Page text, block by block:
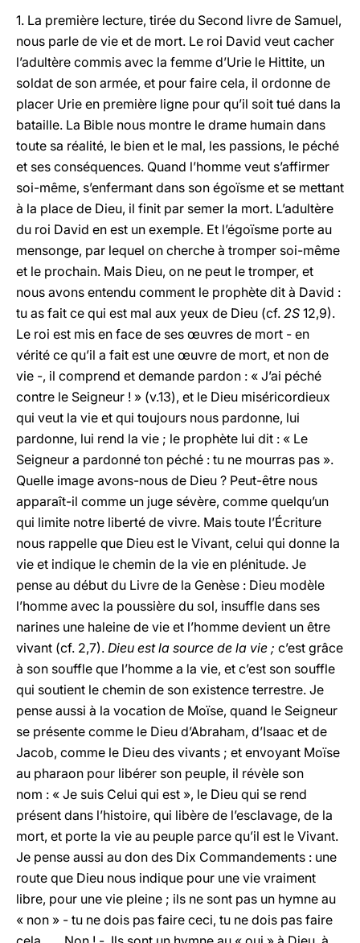
1. La première lecture, tirée du Second livre de Samuel,
nous parle de vie et de mort. Le roi David veut cacher
l’adultère commis avec la femme d’Urie le Hittite, un
soldat de son armée, et pour faire cela, il ordonne de
placer Urie en première ligne pour qu’il soit tué dans la
bataille. La Bible nous montre le drame humain dans
toute sa réalité, le bien et le mal, les passions, le péché
et ses conséquences. Quand l’homme veut s’affirmer
soi-même, s’enfermant dans son égoïsme et se mettant
à la place de Dieu, il finit par semer la mort. L’adultère
du roi David en est un exemple. Et l’égoïsme porte au
mensonge, par lequel on cherche à tromper soi-même
et le prochain. Mais Dieu, on ne peut le tromper, et
nous avons entendu comment le prophète dit à David :
tu as fait ce qui est mal aux yeux de Dieu (cf. 2S 12,9).
Le roi est mis en face de ses œuvres de mort - en
vérité ce qu’il a fait est une œuvre de mort, et non de
vie -, il comprend et demande pardon : « J’ai péché
contre le Seigneur ! » (v.13), et le Dieu miséricordieux
qui veut la vie et qui toujours nous pardonne, lui
pardonne, lui rend la vie ; le prophète lui dit : « Le
Seigneur a pardonné ton péché : tu ne mourras pas ».
Quelle image avons-nous de Dieu ? Peut-être nous
apparaît-il comme un juge sévère, comme quelqu’un
qui limite notre liberté de vivre. Mais toute l’Écriture
nous rappelle que Dieu est le Vivant, celui qui donne la
vie et indique le chemin de la vie en plénitude. Je
pense au début du Livre de la Genèse : Dieu modèle
l’homme avec la poussière du sol, insuffle dans ses
narines une haleine de vie et l’homme devient un être
vivant (cf. 2,7). Dieu est la source de la vie ; c’est grâce
à son souffle que l’homme a la vie, et c’est son souffle
qui soutient le chemin de son existence terrestre. Je
pense aussi à la vocation de Moïse, quand le Seigneur
se présente comme le Dieu d’Abraham, d’Isaac et de
Jacob, comme le Dieu des vivants ; et envoyant Moïse
au pharaon pour libérer son peuple, il révèle son
nom : « Je suis Celui qui est », le Dieu qui se rend
présent dans l’histoire, qui libère de l’esclavage, de la
mort, et porte la vie au peuple parce qu’il est le Vivant.
Je pense aussi au don des Dix Commandements : une
route que Dieu nous indique pour une vie vraiment
libre, pour une vie pleine ; ils ne sont pas un hymne au
« non » - tu ne dois pas faire ceci, tu ne dois pas faire